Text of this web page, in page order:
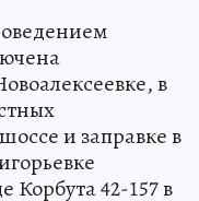
в
и заправке в
Корбута 42-157 в